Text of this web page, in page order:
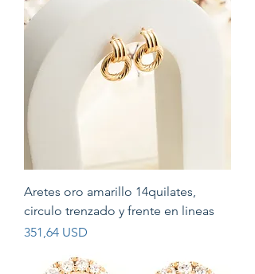
Aretes oro amarillo 14quilates,
circulo trenzado y frente en lineas
Prezzo
351,64 USD